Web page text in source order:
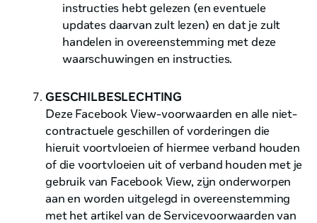
instructies hebt gelezen (en eventuele
updates daarvan zult lezen) en dat je zult
handelen in overeenstemming met deze
waarschuwingen en instructies.
GESCHILBESLECHTING
Deze Facebook View-voorwaarden en alle niet-
contractuele geschillen of vorderingen die
hieruit voortvloeien of hiermee verband houden
of die voortvloeien uit of verband houden met je
gebruik van Facebook View, zijn onderworpen
aan en worden uitgelegd in overeenstemming
met het artikel van de Servicevoorwaarden van